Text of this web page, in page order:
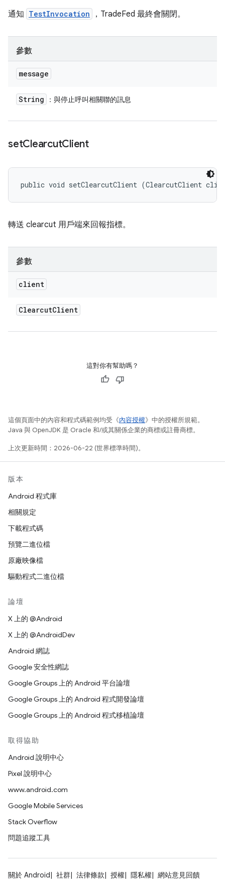
通知 TestInvocation ，TradeFed 最終會關閉。
參數
message
String ：與停止呼叫相關聯的訊息
setClearcutClient
public void setClearcutClient (ClearcutClient
轉送 clearcut 用戶端來回報指標。
參數
client
ClearcutClient
這對你有幫助嗎？
這個頁面中的內容和程式碼範例均受《內容授權》中的授權所規範。
Java 與 OpenJDK 是 Oracle 和/或其關係企業的商標或註冊商標。
上次更新時間：2026-06-22 (世界標準時間)。
版本
Android 程式庫
相關規定
下載程式碼
預覽二進位檔
原廠映像檔
驅動程式二進位檔
論壇
X 上的 @Android
X 上的 @AndroidDev
Android 網誌
Google 安全性網誌
Google Groups 上的 Android 平台論壇
Google Groups 上的 Android 程式開發論壇
Google Groups 上的 Android 程式移植論壇
取得協助
Android 說明中心
Pixel 說明中心
www.android.com
Google Mobile Services
Stack Overflow
問題追蹤工具
關於 Android 社群 法律條款 授權 隱私權 網站意見回饋